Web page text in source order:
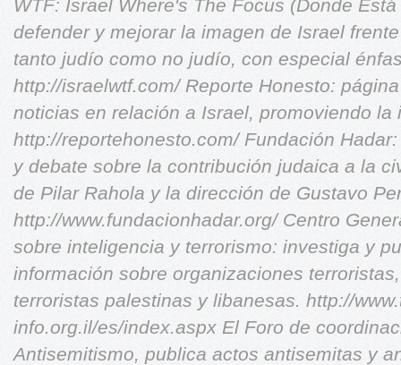
WTF: Israel Where's The Focus (Donde
defender y mejorar la imagen de Israel
tanto judío como no judío, con especial
http://israelwtf.com/ Reporte Honesto:
noticias en relación a Israel, promoviendo
http://reportehonesto.com/ Fundación
y debate sobre la contribución judaica a la
de Pilar Rahola y la dirección de Gustavo
http://www.fundacionhadar.org/ Centro
sobre inteligencia y terrorismo: investiga y
información sobre organizaciones
terroristas palestinas y libanesas. http://
info.org.il/es/index.aspx El Foro de
Antisemitismo, publica actos antisemitas y